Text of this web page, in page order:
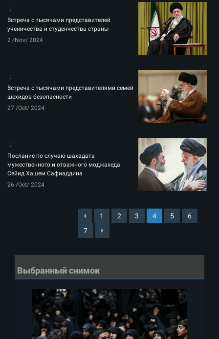
Встреча с тысячами представителей
ученичества и студенчества страны
2 /Nov/ 2024
Встреча с тысячами представителями семей
шехидов безопасности
27 /Oct/ 2024
Послание по случаю шахадата
мужественного и отважного моджахеда
Сейид Хашем Сафиаддина
26 /Oct/ 2024
1 2 3 4 5
6
7
Выбранный снимок